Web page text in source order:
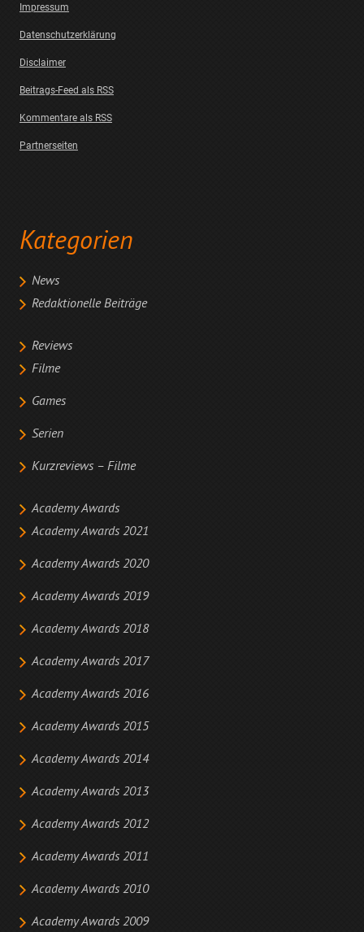
Impressum
Datenschutzerklärung
Disclaimer
Beitrags-Feed als RSS
Kommentare als RSS
Partnerseiten
Kategorien
News
Redaktionelle Beiträge
Reviews
Filme
Games
Serien
Kurzreviews – Filme
Academy Awards
Academy Awards 2021
Academy Awards 2020
Academy Awards 2019
Academy Awards 2018
Academy Awards 2017
Academy Awards 2016
Academy Awards 2015
Academy Awards 2014
Academy Awards 2013
Academy Awards 2012
Academy Awards 2011
Academy Awards 2010
Academy Awards 2009